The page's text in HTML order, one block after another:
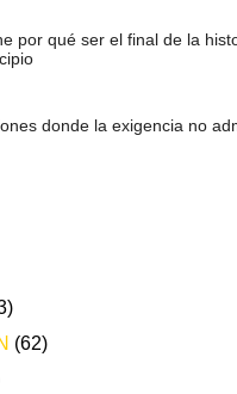
por qué ser el final de la
donde la exigencia no
(62)